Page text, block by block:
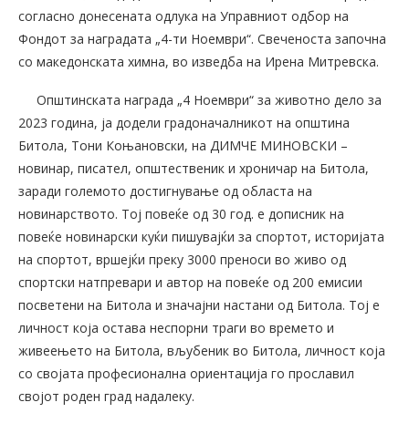
согласно донесената одлука на Управниот одбор на
Фондот за наградата „4-ти Ноември“. Свеченоста започна
со македонската химна, во изведба на Ирена Митревска.
Општинската награда „4 Ноември“ за животно дело за
2023 година, ја додели градоначалникот на општина
Битола, Тони Коњановски, на ДИМЧЕ МИНОВСКИ –
новинар, писател, општественик и хроничар на Битола,
заради големото достигнување од областа на
новинарството. Тој повеќе од 30 год. е дописник на
повеќе новинарски куќи пишувајќи за спортот, историјата
на спортот, вршејќи преку 3000 преноси во живо од
спортски натпревари и автор на повеќе од 200 емисии
посветени на Битола и значајни настани од Битола. Тој е
личност која остава неспорни траги во времето и
живеењето на Битола, вљубеник во Битола, личност која
со својата професионална ориентација го прославил
својот роден град надалеку.